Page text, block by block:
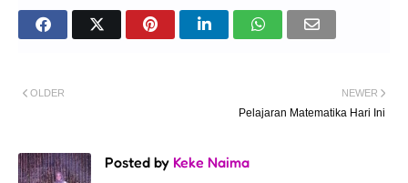
NEWER
Pelajaran Matematika Hari Ini
OLDER
Posted by Keke Naima